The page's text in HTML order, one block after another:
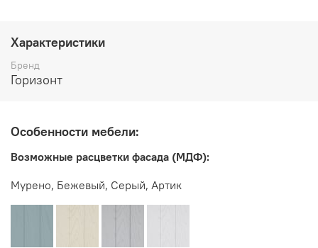
высота 690 мм
Мебельная фабрика ГОРИЗОНТ
Характеристики
Бренд
Горизонт
Особенности мебели:
Возможные расцветки фасада (МДФ):
Мурено, Бежевый, Серый, Артик